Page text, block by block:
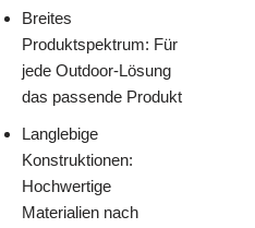
Breites
Produktspektrum: Für
jede Outdoor-Lösung
das passende Produkt
Langlebige
Konstruktionen:
Hochwertige
Materialien nach